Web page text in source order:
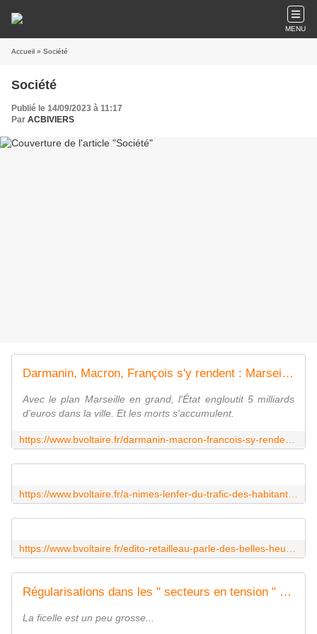
MENU
Accueil » Société
Société
Publié le 14/09/2023 à 11:17
Par ACBIVIERS
Darmanin, Macron, François s'y rendent : Marseille, laboratoire du désastre - Boulevard Voltaire
Avec le plan Marseille en grand, l'État engloutit 5 milliards
d'euros dans la ville. Et les morts s'accumulent.
Régularisations dans les " secteurs en tension " bientôt votées au 49.3 ? - Boulevard Voltaire
La ficelle est un peu grosse...